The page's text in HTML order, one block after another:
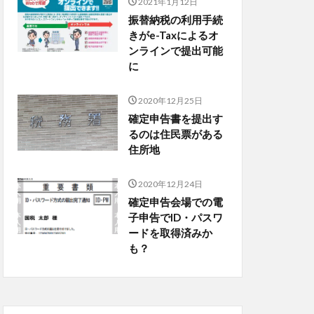
振替納税の利用手続
きがe-Taxによるオ
ンラインで提出可能
に
2020年12月25日
確定申告書を提出す
るのは住民票がある
住所地
2020年12月24日
確定申告会場での電
子申告でID・パスワ
ードを取得済みか
も？